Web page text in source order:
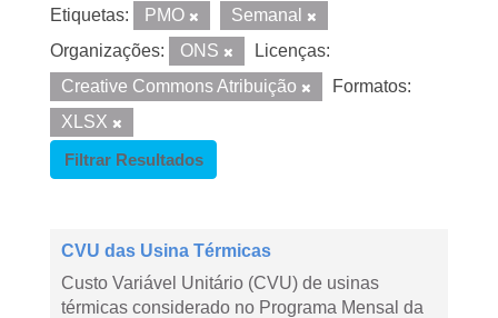
Etiquetas: PMO
Semanal
Organizações:
ONS
Licenças:
Creative Commons Atribuição
Formatos:
XLSX
Filtrar Resultados
CVU das Usina Térmicas
Custo Variável Unitário (CVU) de usinas
térmicas considerado no Programa Mensal da